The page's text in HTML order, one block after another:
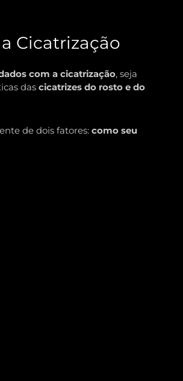
Cicatrização
com a cicatrização, seja
das cicatrizes do rosto e do
de dois fatores: como seu